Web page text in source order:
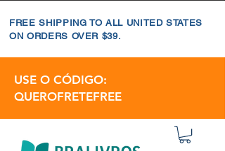
FREE SHIPPING TO ALL UNITED STATES
ON ORDERS OVER $39.
USE O CÓDIGO:
QUEROFRETEFREE